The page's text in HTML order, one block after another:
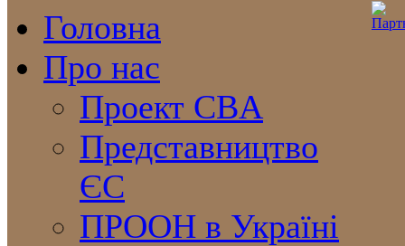
Головна
Про нас
Проект CBA
Представництво
ЄС
ПРООН в Україні